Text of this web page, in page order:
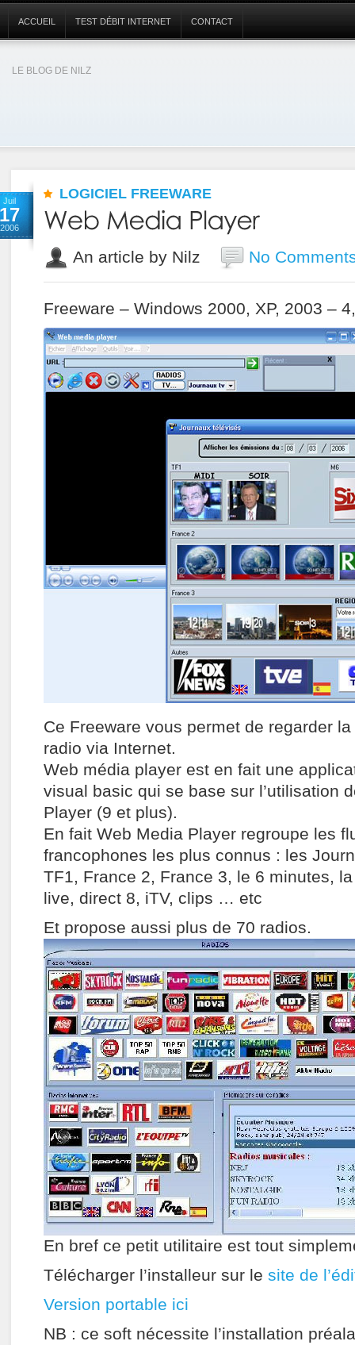
LE BLOG DE NILZ
ACCUEIL TEST DÉBIT INTERNET CONTACT
Juil
17
2006
LOGICIEL FREEWARE
An article by Nilz No
Freeware – Windows 2000, XP, 2003 –
Ce Freeware vous permet de regarder la
radio via Internet.
Web média player est en fait une
visual basic qui se base sur l’utilisation
Player (9 et plus).
En fait Web Media Player regroupe les
francophones les plus connus : les
TF1, France 2, France 3, le 6 minutes,
live, direct 8, iTV, clips … etc
Et propose aussi plus de 70 radios.
En bref ce petit utilitaire est tout
Télécharger l’installeur sur le site de
Version portable ici
NB : ce soft nécessite l’installation